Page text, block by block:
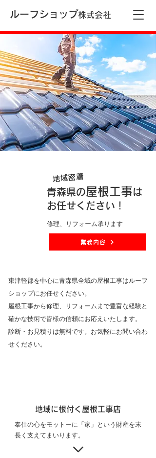
ルーフショップ株式会社
地域密着
青森県の屋根工事は
お任せください！
修理、リフォーム承ります
業務内容
東津軽郡を中心に青森県全域の屋根工事はルーフ
ショップにお任せください。
屋根工事から修理、リフォームまで豊富な経験と
確かな技術で皆様の信頼にお応えいたします。
診断・お見積りは無料です。お気軽にお問い合わ
せください。
地域に根付く屋根工事店
奉仕の心をモットーに「家」という財産を末
長く支えてまいります。